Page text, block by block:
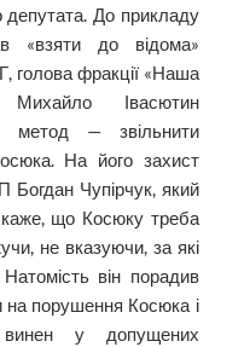
депутата. До прикладу
«взяти до відома»
голова фракції «Наша
Івасютин
метод — звільнити
На його захист
Богдан Чупірчук, який
що Косюку треба
не вказуючи, за які
він порадив
на порушення Косюка і
у допущених